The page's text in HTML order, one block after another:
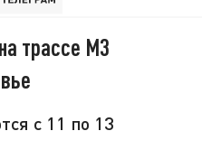
трассе М3
с 11 по 13